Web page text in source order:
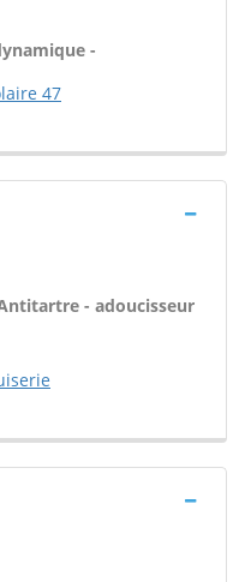
-
47
- adoucisseur